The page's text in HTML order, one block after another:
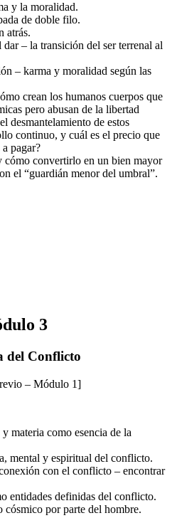
y la moralidad.
de doble filo.
atrás.
– la transición del ser terrenal al
– karma y moralidad según las
crean los humanos cuerpos que
pero abusan de la libertad
desmantelamiento de estos
continuo, y cuál es el precio que
pagar?
cómo convertirlo en un bien mayor
el “guardián menor del umbral”.
3
del Conflicto
– Módulo 1]
materia como esencia de la
mental y espiritual del conflicto.
con el conflicto – encontrar
entidades definidas del conflicto.
por parte del hombre.